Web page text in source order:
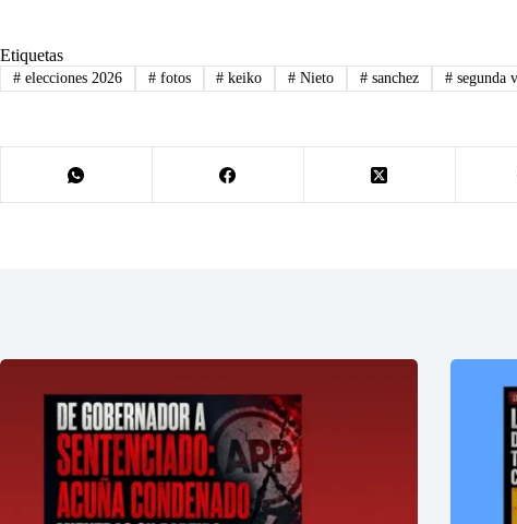
Etiquetas
#elecciones 2026 #fotos # keiko # Nieto # sanchez #segunda